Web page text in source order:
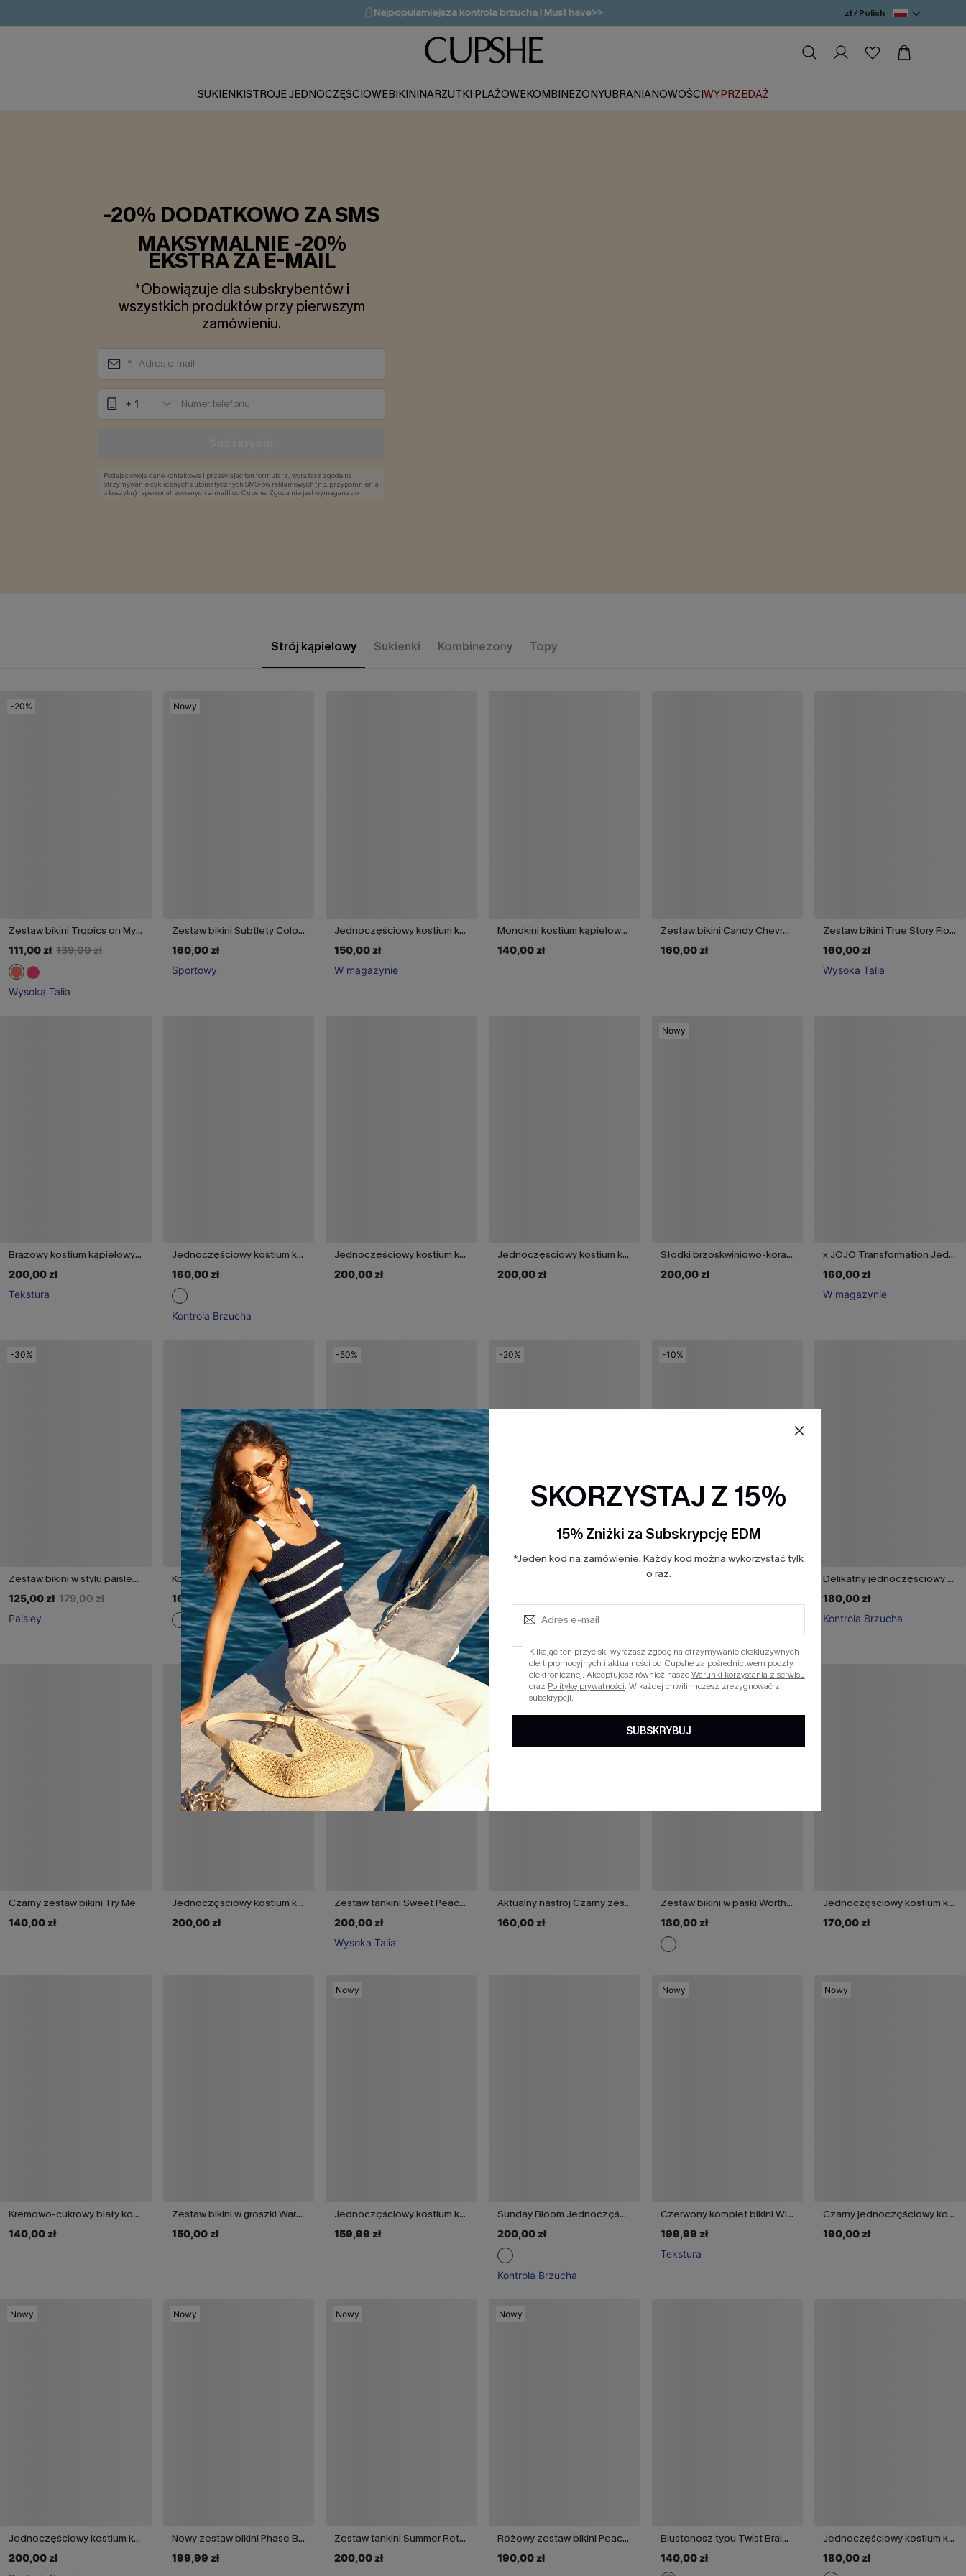
🔥OSTATNIA SZANSA | Do 50% rabatu>>
💌Zapisz się i zyskaj do 20% rabatu>>
zł / Polish
SUKIENKISTROJE JEDNOCZĘŚCIOWEBIKININARZUTKI PLAŻOWEKOMBINEZONYUBRANIANOWOŚCIWYPRZEDAŻ
-20% DODATKOWO ZA SMS
MAKSYMALNIE -20%
EKSTRA ZA E-MAIL
*Obowiązuje dla subskrybentów i
wszystkich produktów przy pierwszym
zamówieniu.
*
+ 1
Podając swoje dane kontaktowe i przesyłając ten formularz, wyrażasz zgodę na
otrzymywanie cyklicznych automatycznych SMS-ów reklamowych (np. przypomnienia
o koszyku) i spersonalizowanych e-maili od Cupshe. Zgoda nie jest wymagana do
Strój kąpielowy Sukienki Kombinezony Topy
-20%
Zestaw bikini Tropics on My Mind Coral
111,00 zł 139,00 zł
Wysoka Talia
Nowy
Zestaw bikini Subtlety Colorblock
160,00 zł
Sportowy
Jednoczęściowy kostium kąpielowy Act of Self-Love w kwiaty
150,00 zł
W magazynie
Monokini kostium kąpielowy Salt & Sun
140,00 zł
Zestaw bikini Candy Chevron
160,00 zł
Zestaw bikini True Story Floral
160,00 zł
Wysoka Talia
Brązowy kostium kąpielowy Sunset Warmth Monokini
200,00 zł
Tekstura
Jednoczęściowy kostium kąpielowy modelujący brzuch Blurred Lines
160,00 zł
Kontrola Brzucha
Jednoczęściowy kostium kąpielowy Sailing Holiday w kolorze różowym
200,00 zł
Jednoczęściowy kostium kąpielowy Tidal Theory Blue
200,00 zł
Nowy
Słodki brzoskwiniowo-koralowy komplet bikini
200,00 zł
x JOJO Transformation Jednoczęściowy kostium kąpielowy
160,00 zł
W magazynie
-30%
Zestaw bikini w stylu paisley Love Spell
125,00 zł 179,00 zł
Paisley
Komplet bikini Wrap Up Coral
160,00 zł
-50%
Jednoczęściowy kostium kąpielowy Rainfall Blue
75,00 zł 149,00 zł
W magazynie
-20% -10%
Delikatny jednoczęściowy kostium kąpielowy z kwiatowym wzorem
180,00 zł
Kontrola Brzucha
Czarny zestaw bikini Try Me
140,00 zł
Jednoczęściowy kostium kąpielowy At Dusk Tan
200,00 zł
Nowy
Zestaw tankini Sweet Peach Coral
200,00 zł
Wysoka Talia
Aktualny nastrój Czarny zestaw bikini
160,00 zł
Zestaw bikini w paski Worth Repeat
180,00 zł
Jednoczęściowy kostium kąpielowy Saint-Tropez Sunset Colorblock
170,00 zł
Kremowo-cukrowy biały komplet bikini
140,00 zł
Zestaw bikini w groszki Warm Forecast
150,00 zł
Nowy
Jednoczęściowy kostium kąpielowy w panterkę „On an Adventure”
159,99 zł
Sunday Bloom Jednoczęściowy kostium kąpielowy modelujący brzuch
200,00 zł
Kontrola Brzucha
Nowy
Czerwony komplet bikini Wild Apple
199,99 zł
Tekstura
Nowy
Czarny jednoczęściowy kostium kąpielowy Fuel the Fire
190,00 zł
Nowy
Jednoczęściowy kostium kąpielowy modelujący brzuch Silver Screen
200,00 zł
Nowy
Nowy zestaw bikini Phase Blue
199,99 zł
Nowy
Zestaw tankini Summer Retreat Colorblock
200,00 zł
Nowy
Różowy zestaw bikini Peace Out
190,00 zł
Biustonosz typu Twist Bralette i wiązane bikini z wysokim stanem w kwiatowy wzór
140,00 zł
Jednoczęściowy kostium kąpielowy Captivated Tummy Control
180,00 zł
SKORZYSTAJ Z 15%
15% Zniżki za Subskrypcję EDM
*Jeden kod na zamówienie. Każdy kod można wykorzystać tylk
o raz.
Klikając ten przycisk, wyrażasz zgodę na otrzymywanie ekskluzywnych
ofert promocyjnych i aktualności od Cupshe za pośrednictwem poczty
elektronicznej. Akceptujesz również naszeWarunki korzystania z serwisu
oraz Politykę prywatności. W każdej chwili możesz zrezygnować z
subskrypcji.
SUBSKRYBUJ